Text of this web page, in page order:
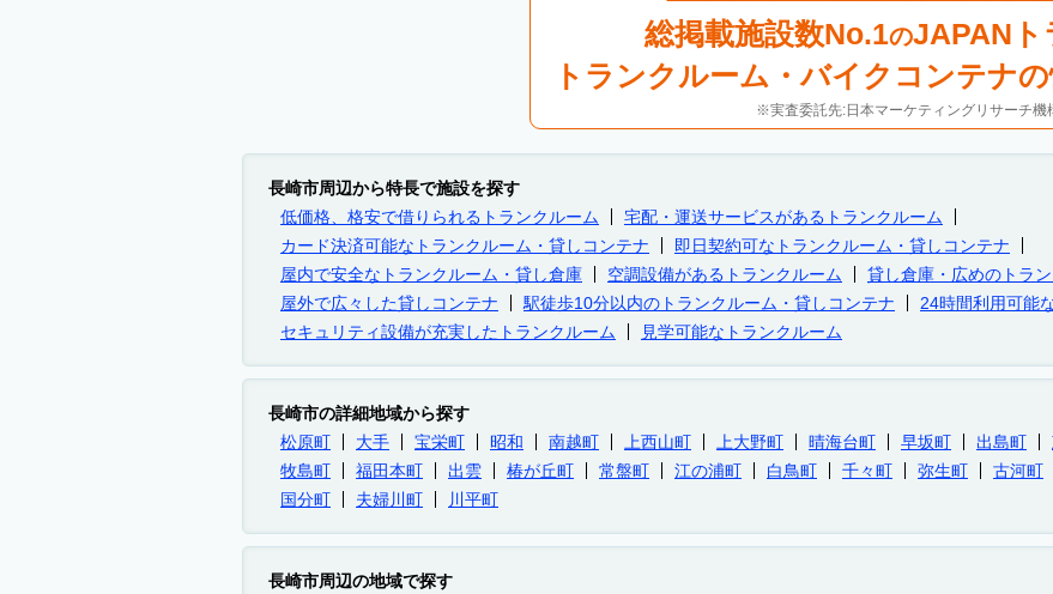
総掲載施設数No.1のJAPANト
トランクルーム・バイクコンテナ
※実査委託先:日本マーケティングリサーチ機
長崎市周辺から特長で施設を探す
低価格、格安で借りられるトランクルーム
宅配・運送サービスがあるトランクルーム
カード決済可能なトランクルーム・貸しコンテナ
即日契約可なトランクルーム・貸しコンテナ
屋内で安全なトランクルーム・貸し倉庫
空調設備があるトランクルーム
貸し倉庫・広めのトラ
屋外で広々した貸しコンテナ
駅徒歩10分以内のトランクルーム・貸しコンテナ
24時間利用可能
セキュリティ設備が充実したトランクルーム
見学可能なトランクルーム
長崎市の詳細地域から探す
松原町
大手 宝栄町 昭和 南越町 上西山町 上大野町 晴海台町 早坂町 出島町
牧島町
福田本町 出雲 椿が丘町 常盤町 江の浦町 白鳥町 千々町 弥生町 古河町
国分町
夫婦川町 川平町
長崎市周辺の地域で探す